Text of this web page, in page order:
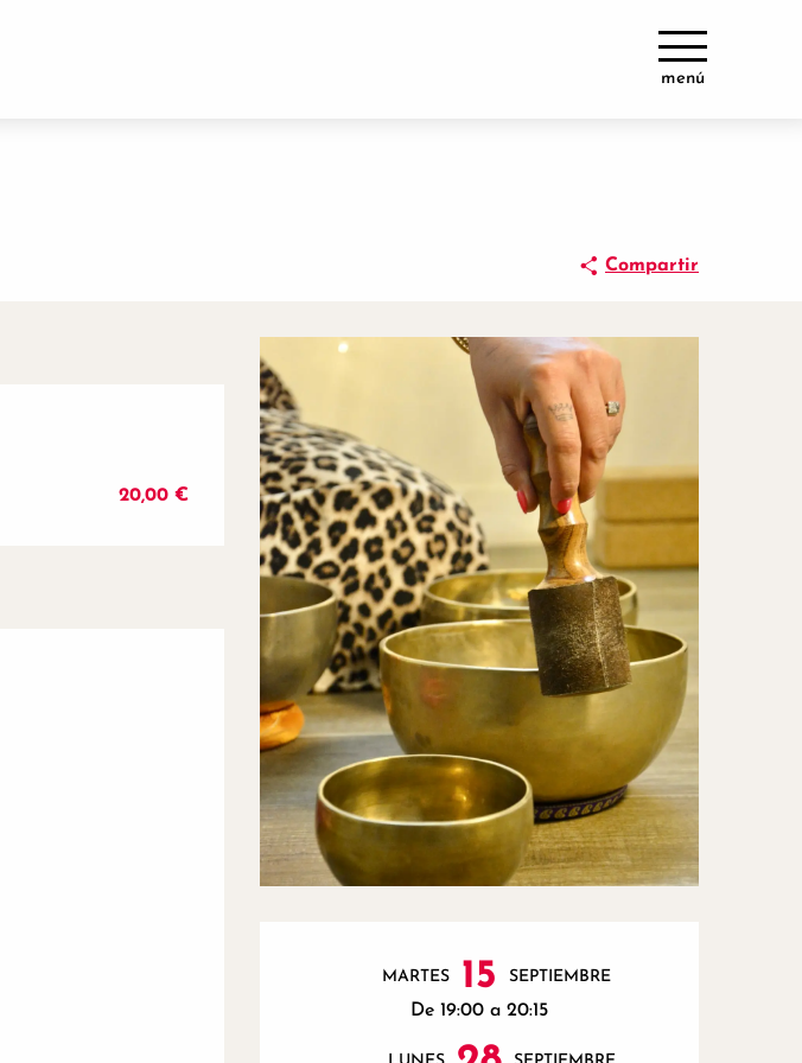
menú
Compartir
Horarios y datos de
MARTES 15 SEPTIEMBRE
De 19:00 a 20:15
20,00 €